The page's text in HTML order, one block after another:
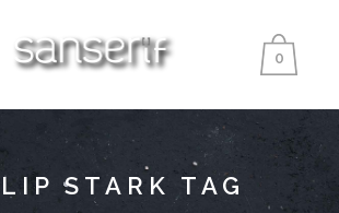
0
STARK TAG